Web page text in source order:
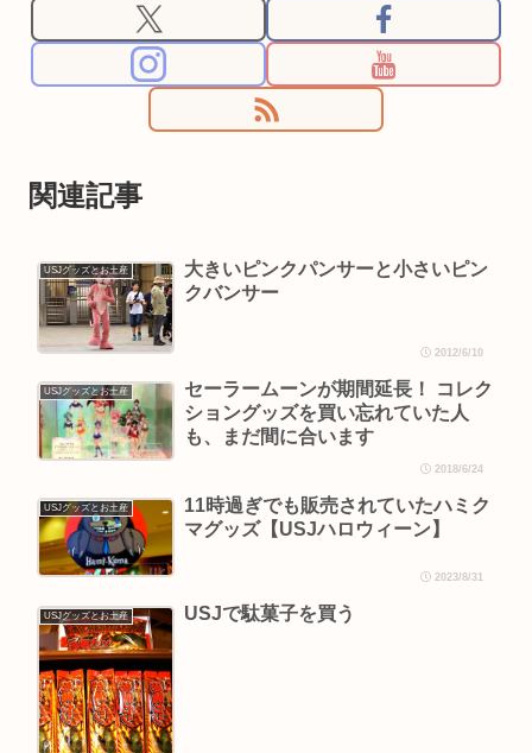
関連記事
USJグッズとお土産
大きいピンクパンサーと小さいピン
クバンサー
2012/6/10
USJグッズとお土産
セーラームーンが期間延長！ コレク
ショングッズを買い忘れていた人
も、まだ間に合います
2018/6/24
USJグッズとお土産
11時過ぎでも販売されていたハミク
マグッズ【USJハロウィーン】
2023/8/31
USJグッズとお土産 USJで駄菓子を買う